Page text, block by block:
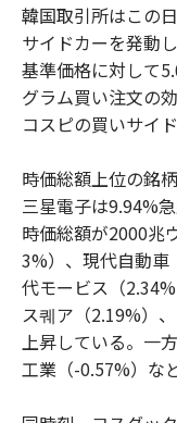
韓国取引所はこの
サイドカーを発動
基準価格に対して
グラム買い注文の
コスピの買いサイ
時価総額上位の銘
三星電子は9.94%
時価総額が2000兆
3%）、現代自動車
代モービス（
ス퀘ア（2.19%）
上昇している。一
工業（-0.57%）な